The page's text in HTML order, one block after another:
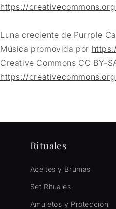
https://
Luna creciente de Purrple
Música promovida por
Creative Commons CC BY-
https://
Rituales
Aceites y Brumas
Set Rituales
Amuletos y Proteccion